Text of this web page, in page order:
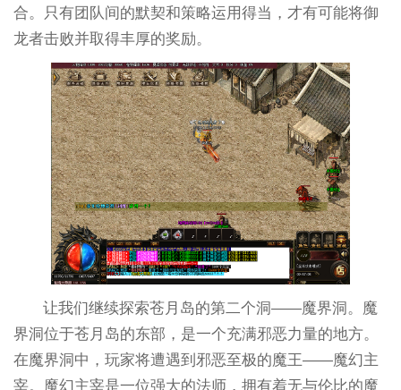
合。只有团队间的默契和策略运用得当，才有可能将御
龙者击败并取得丰厚的奖励。
让我们继续探索苍月岛的第二个洞——魔界洞。魔
界洞位于苍月岛的东部，是一个充满邪恶力量的地方。
在魔界洞中，玩家将遭遇到邪恶至极的魔王——魔幻主
宰。魔幻主宰是一位强大的法师，拥有着无与伦比的魔